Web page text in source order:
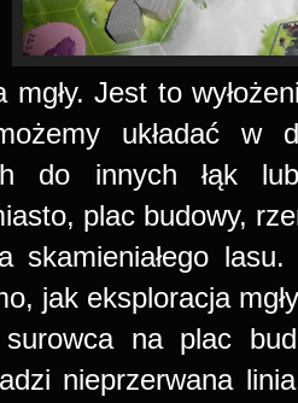
mgły. Jest to
układać w
do innych łąk
plac budowy,
skamieniałego
jak eksploracja
na plac
nieprzerwana